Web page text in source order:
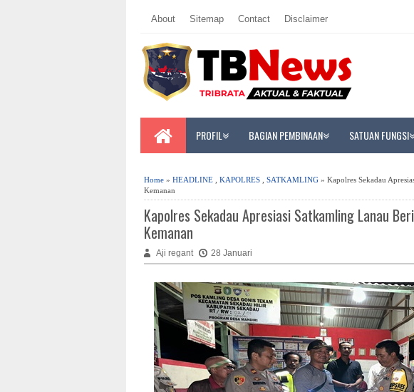
About Sitemap Contact Disclaimer
PROFIL BAGIAN PEMBINAAN SATUAN FUNGSI
Home » HEADLINE KAPOLRES SATKAMLING » Kapolres Sekadau
Kemanan
Kapolres Sekadau Apresiasi Satkamling Lanau
Kemanan
Aji regant 28 Januari